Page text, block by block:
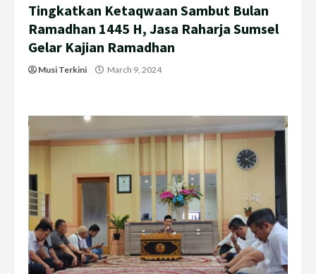
Tingkatkan Ketaqwaan Sambut Bulan
Ramadhan 1445 H, Jasa Raharja Sumsel
Gelar Kajian Ramadhan
Musi Terkini March 9, 2024